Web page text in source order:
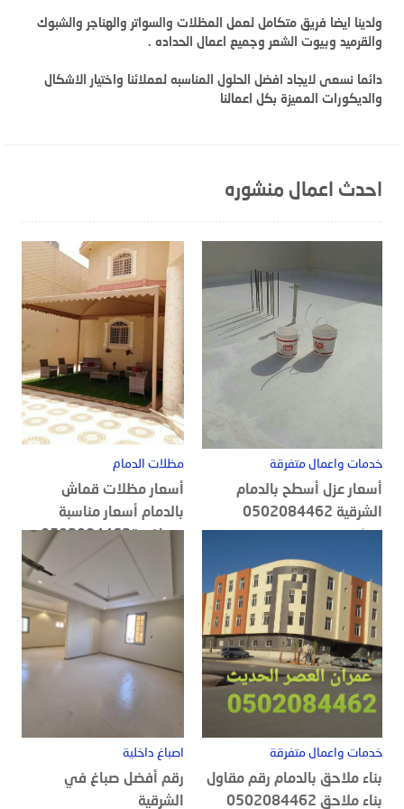
ولدينا ايضا فريق متكامل لعمل المظلات والسواتر والهناجر والشبوك
والقرميد وبيوت الشعر وجميع اعمال الحداده .
دائما نسعى لايجاد افضل الحلول المناسبه لعملائنا واختيار الاشكال
والديكورات المميزة بكل اعمالنا
احدث اعمال منشوره
خدمات واعمال متفرقة
أسعار عزل أسطح بالدمام
الشرقية 0502084462
مظلات الدمام
أسعار مظلات قماش
بالدمام أسعار مناسبة
ومنافسة0502084462
خدمات واعمال متفرقة
بناء ملاحق بالدمام رقم مقاول
بناء ملاحق 0502084462
اصباغ داخلية
رقم أفضل صباغ في
الشرقية